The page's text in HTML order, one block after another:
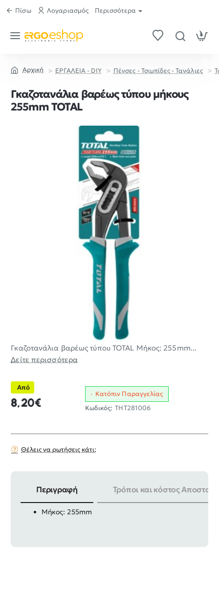
Πίσω Λογαριασμός Περισσότερα
ΕΡΓΑΛΕΙΑ - DIY Πένσες - Τσιμπίδες - Τανάλιες
Γκαζοτανάλια βαρέως τύπου μήκους
255mm TOTAL
Γκαζοτανάλια βαρέως τύπου TOTAL Μήκος: 255mm...
Δείτε περισσότερα
Από
8,20€
Κατόπιν Παραγγελίας
Κωδικός: THT281006
Θέλεις να ρωτήσεις κάτι;
Περιγραφή Τρόποι και κόστος
Γκαζοτανάλια βαρέως τύπου TOTAL
Μήκος: 255mm